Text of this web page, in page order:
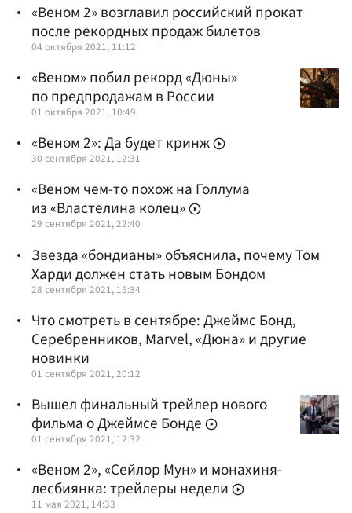
«Веном 2» возглавил российский прокат
после рекордных продаж билетов
04 октября 2021, 11:12
«Веном» побил рекорд «Дюны»
по предпродажам в России
01 октября 2021, 10:49
«Веном 2»: Да будет кринж
30 сентября 2021, 12:31
«Веном чем-то похож на Голлума
из «Властелина колец»
29 сентября 2021, 22:40
Звезда «бондианы» объяснила, почему Том
Харди должен стать новым Бондом
28 сентября 2021, 15:34
Что смотреть в сентябре: Джеймс Бонд,
Серебренников, Marvel, «Дюна» и другие
новинки
01 сентября 2021, 20:12
Вышел финальный трейлер нового
фильма о Джеймсе Бонде
01 сентября 2021, 12:32
«Веном 2», «Сейлор Мун» и монахиня-
лесбиянка: трейлеры недели
11 мая 2021, 14:33